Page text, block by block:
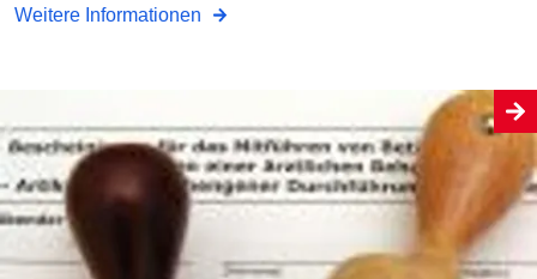
Weitere Informationen